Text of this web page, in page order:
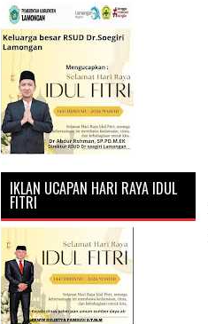
IKLAN UCAPAN HARI RAYA IDUL
FITRI